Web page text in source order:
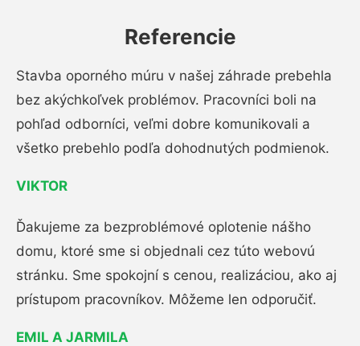
Referencie
Stavba oporného múru v našej záhrade prebehla
bez akýchkoľvek problémov. Pracovníci boli na
pohľad odborníci, veľmi dobre komunikovali a
všetko prebehlo podľa dohodnutých podmienok.
VIKTOR
Ďakujeme za bezproblémové oplotenie nášho
domu, ktoré sme si objednali cez túto webovú
stránku. Sme spokojní s cenou, realizáciou, ako aj
prístupom pracovníkov. Môžeme len odporučiť.
EMIL A JARMILA